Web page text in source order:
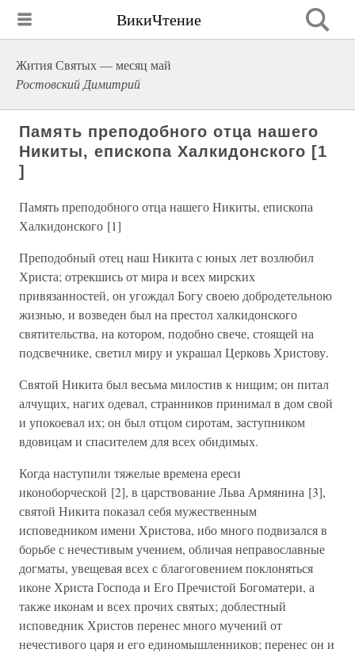
ВикиЧтение
Жития Святых — месяц май
Ростовский Димитрий
Память преподобного отца нашего
Никиты, епископа Халкидонского [1
]
Память преподобного отца нашего Никиты, епископа
Халкидонского [1]
Преподобный отец наш Никита с юных лет возлюбил
Христа; отрекшись от мира и всех мирских
привязанностей, он угождал Богу своею добродетельною
жизнью, и возведен был на престол халкидонского
святительства, на котором, подобно свече, стоящей на
подсвечнике, светил миру и украшал Церковь Христову.
Святой Никита был весьма милостив к нищим; он питал
алчущих, нагих одевал, странников принимал в дом свой
и упокоевал их; он был отцом сиротам, заступником
вдовицам и спасителем для всех обидимых.
Когда наступили тяжелые времена ереси
иконоборческой [2], в царствование Льва Армянина [3],
святой Никита показал себя мужественным
исповедником имени Христова, ибо много подвизался в
борьбе с нечестивым учением, обличая неправославные
догматы, увещевая всех с благоговением поклоняться
иконе Христа Господа и Его Пречистой Богоматери, а
также иконам и всех прочих святых; доблестный
исповедник Христов перенес много мучений от
нечестивого царя и его единомышленников; перенес он и